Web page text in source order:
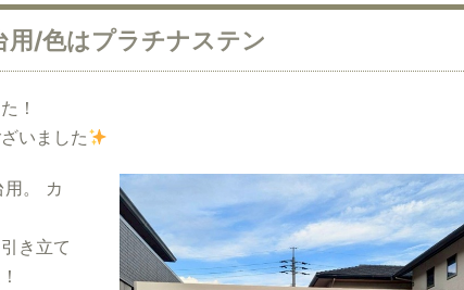
/色はプラチナステン
！
いました
。
カ
き立て